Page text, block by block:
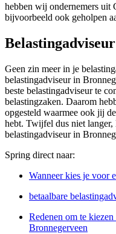
hebben wij ondernemers uit
bijvoorbeeld ook geholpen
Geen zin meer in je
belastingadviseur in
beste belastingadviseur te
belastingzaken. Daarom
opgesteld waarmee ook jij
hebt. Twijfel dus niet
belastingadviseur in
Spring direct naar:
Wanneer kies je voor
betaalbare
Redenen om te
Bronnegerveen